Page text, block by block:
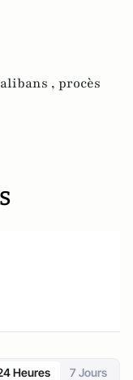
, procès
Heures 7 Jours